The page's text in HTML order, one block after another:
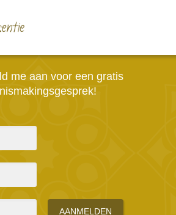
me aan voor een gratis